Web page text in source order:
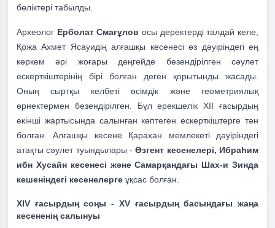
бөліктері табылды.
Археолог Ерболат Смағұлов осы деректерді талдай келе,
Қожа Ахмет Ясауидің алғашқы кесенесі өз дәуіріндегі ең
көркем әрі жоғары деңгейде безендірілген сәулет
ескерткіштерінің бірі болған деген қорытынды жасады.
Оның сыртқы келбеті өсімдік және геометриялық
өрнектермен безендірілген. Бұл ерекшелік XII ғасырдың
екінші жартысында салынған көптеген ескерткіштерге тән
болған. Алғашқы кесене Қарахан мемлекеті дәуіріндегі
атақты сәулет туындылары -Өзгент кесенелері, Ибраһим
ибн Хусайн кесенесі және Самарқандағы Шах-и Зинда
кешеніндегі кесенелерге ұқсас болған.
XIV ғасырдың соңы - XV ғасырдың басындағы жаңа
кесененің салынуы